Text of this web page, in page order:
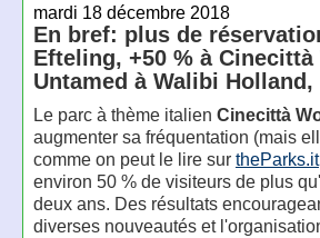
mardi 18 décembre 2018
En bref: plus de
Efteling, +50 % à
Untamed à Walibi
Le parc à thème italien Cinecittà
augmenter sa fréquentation (mais
comme on peut le lire sur theParks.it
environ 50 % de visiteurs de plus
deux ans. Des résultats
diverses nouveautés et